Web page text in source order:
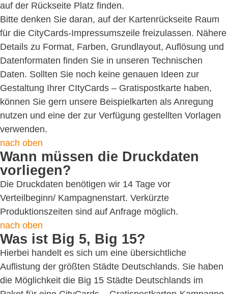
auf der Rückseite Platz finden.
Bitte denken Sie daran, auf der Kartenrückseite Raum
für die CityCards-Impressumszeile freizulassen. Nähere
Details zu Format, Farben, Grundlayout, Auflösung und
Datenformaten finden Sie in unseren Technischen
Daten. Sollten Sie noch keine genauen Ideen zur
Gestaltung Ihrer CItyCards – Gratispostkarte haben,
können Sie gern unsere Beispielkarten als Anregung
nutzen und eine der zur Verfügung gestellten Vorlagen
verwenden.
nach oben
Wann müssen die Druckdaten
vorliegen?
Die Druckdaten benötigen wir 14 Tage vor
Verteilbeginn/ Kampagnenstart. Verkürzte
Produktionszeiten sind auf Anfrage möglich.
nach oben
Was ist Big 5, Big 15?
Hierbei handelt es sich um eine übersichtliche
Auflistung der größten Städte Deutschlands. Sie haben
die Möglichkeit die Big 15 Städte Deutschlands im